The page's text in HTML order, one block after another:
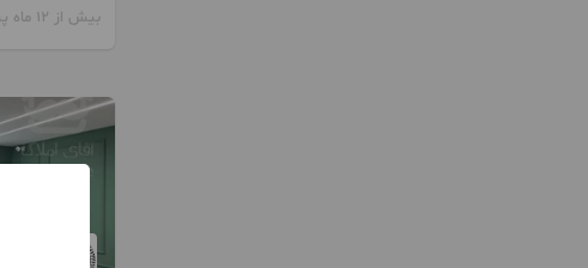
بیش از 12 ماه پیش